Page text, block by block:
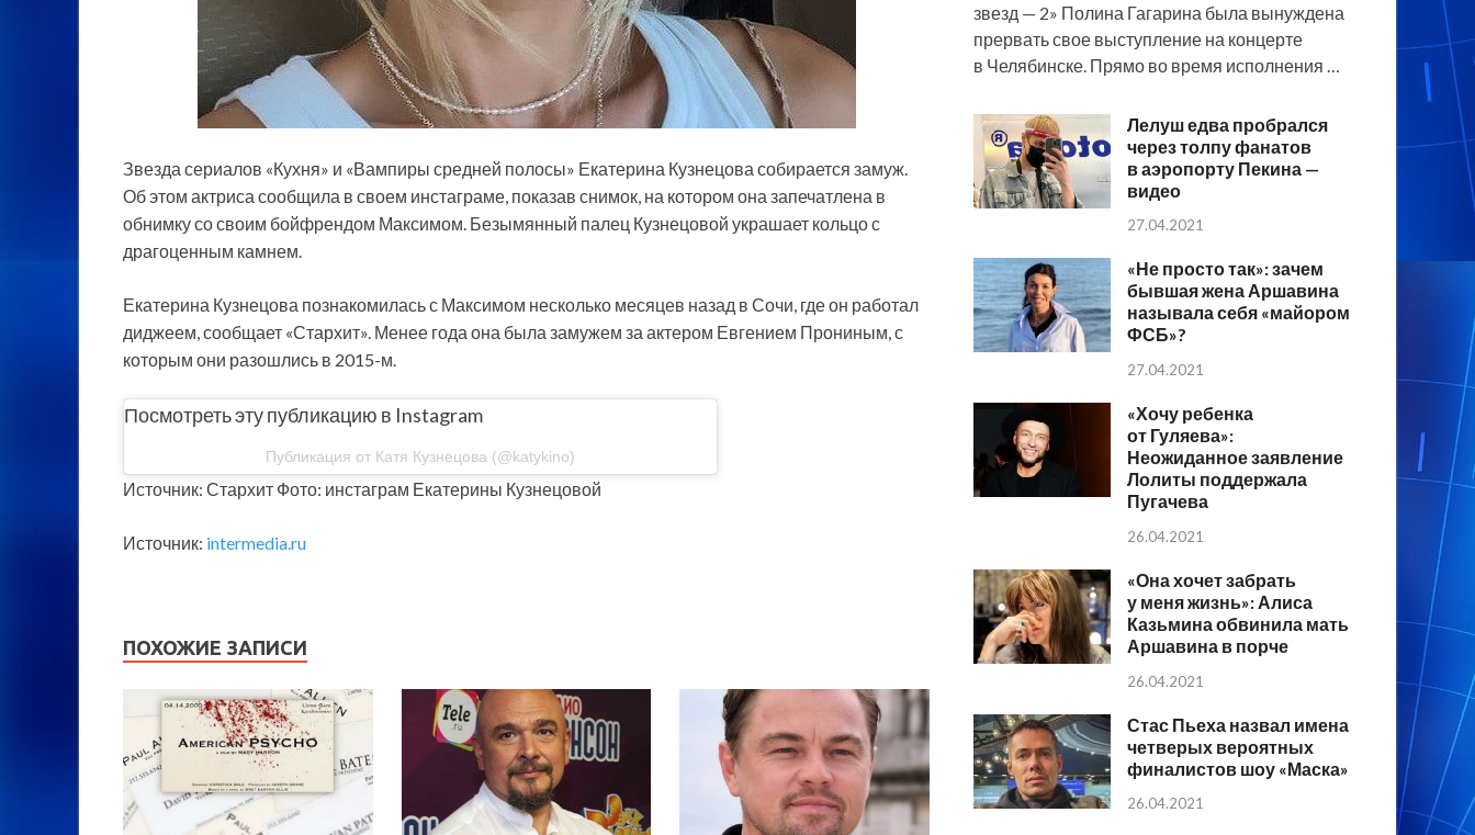
Звезда сериалов «Кухня» и «Вампиры средней полосы» Екатерина Кузнецова собирается замуж.
Об этом актриса сообщила в своем инстаграме, показав снимок, на котором она запечатлена в
обнимку со своим бойфрендом Максимом. Безымянный палец Кузнецовой украшает кольцо с
драгоценным камнем.
Екатерина Кузнецова познакомилась с Максимом несколько месяцев назад в Сочи, где он работал
диджеем, сообщает «Стархит». Менее года она была замужем за актером Евгением Прониным, с
которым они разошлись в 2015-м.
Посмотреть эту публикацию в Instagram
Публикация от Катя Кузнецова (@katykino)
Источник: Стархит Фото: инстаграм Екатерины Кузнецовой
Источник: intermedia.ru
ПОХОЖИЕ ЗАПИСИ
звезд — 2» Полина Гагарина была вынуждена
прервать свое выступление на концерте
в Челябинске. Прямо во время исполнения …
Лелуш едва пробрался
через толпу фанатов
в аэропорту Пекина —
видео
27.04.2021
«Не просто так»: зачем
бывшая жена Аршавина
называла себя «майором
ФСБ»?
27.04.2021
«Хочу ребенка
от Гуляева»:
Неожиданное заявление
Лолиты поддержала
Пугачева
26.04.2021
«Она хочет забрать
у меня жизнь»: Алиса
Казьмина обвинила мать
Аршавина в порче
26.04.2021
Стас Пьеха назвал имена
четверых вероятных
финалистов шоу «Маска»
26.04.2021